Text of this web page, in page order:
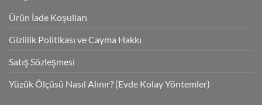
Ürün İade Koşulları
Gizlilik Politikası ve Cayma Hakkı
Satış Sözleşmesi
Yüzük Ölçüsü Nasıl Alınır? (Evde Kolay Yöntemler)